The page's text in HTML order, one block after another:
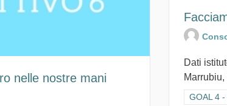
nelle nostre mani
Dati
Filtra i
GOAL 4